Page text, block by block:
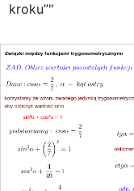
kroku”"